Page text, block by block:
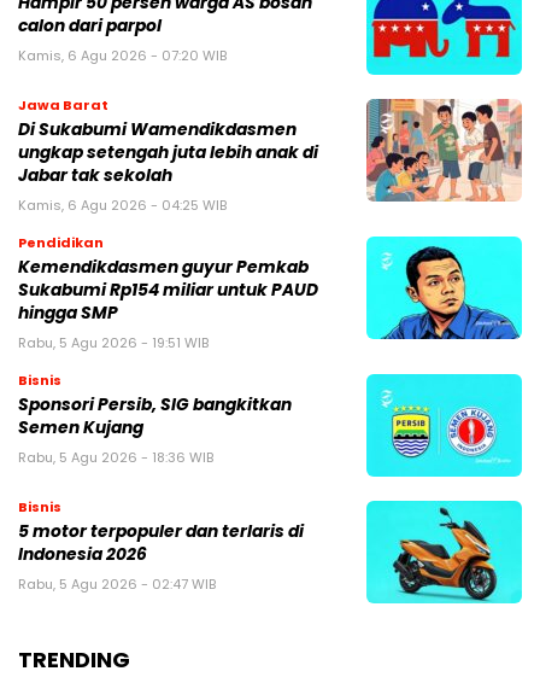
calon dari parpol
Kamis, 6 Agu 2026 - 07:20 WIB
Jawa Barat
Di Sukabumi Wamendikdasmen
ungkap setengah juta lebih anak di
Jabar tak sekolah
Kamis, 6 Agu 2026 - 04:25 WIB
Pendidikan
Kemendikdasmen guyur Pemkab
Sukabumi Rp154 miliar untuk PAUD
hingga SMP
Rabu, 5 Agu 2026 - 19:51 WIB
Bisnis
Sponsori Persib, SIG bangkitkan
Semen Kujang
Rabu, 5 Agu 2026 - 18:36 WIB
Bisnis
5 motor terpopuler dan terlaris di
Indonesia 2026
Rabu, 5 Agu 2026 - 02:47 WIB
TRENDING